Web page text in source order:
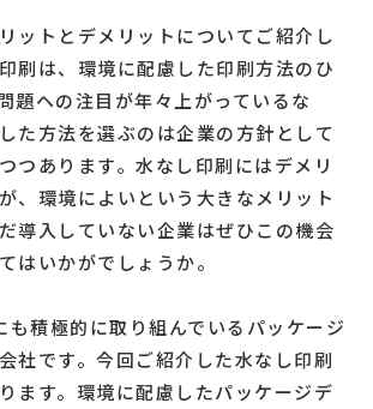
ットとデメリットについてご紹介し
刷は、環境に配慮した印刷方法のひ
題ヘの注目が年々上がっているな
た方法を選ぶのは企業の方針として
つあります。水なし印刷にはデメリ
、環境によいという大きなメリット
導入していない企業はぜひこの機会
はいかがでしょうか。
も積極的に取り組んでいるパッケージ
社です。今回ご紹介した水なし印刷
ます。環境に配慮したパッケージデ